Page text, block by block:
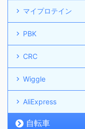
マイプロテイン
PBK
CRC
Wiggle
AliExpress
自転車